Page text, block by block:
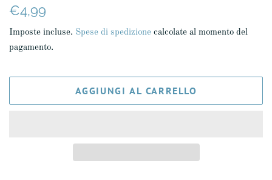
Prezzo
listino
€4,99
Imposte incluse. Spese di spedizione calcolate al momento del
pagamento.
AGGIUNGI AL CARRELLO